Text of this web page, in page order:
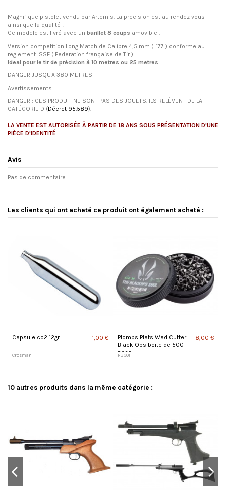
Magnifique pistolet vendu par Artemis. La precision est au rendez vous
ainsi que la qualité !
Ce modele est livré avec un barillet 8 coups amovible .
Version competition Long Match de Calibre 4,5 mm ( .177 ) conforme au
reglement ISSF ( Federation française de Tir )
Ideal pour le tir de précision à 10 metres ou 25 metres
DANGER JUSQU'A 380 METRES
Avertissements
DANGER : CES PRODUIT NE SONT PAS DES JOUETS. ILS RELÈVENT DE LA
CATÉGORIE D (Décret 95.589).
LA VENTE EST AUTORISÉE À PARTIR DE 18 ANS SOUS PRÉSENTATION D'UNE
PIÈCE D'IDENTITÉ.
Avis
Pas de commentaire
Les clients qui ont acheté ce produit ont également acheté :
Capsule co2 12gr
Crosman
1,00 €
Plombs Plats Wad Cutter
Black Ops boite de 500
pces
PB301
8,00 €
10 autres produits dans la même catégorie :